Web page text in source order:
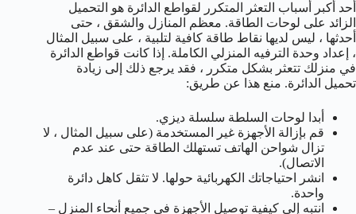
أحد أكبر أسباب التعثر المتكرر لقواطع الدائرة هو التحميل
الزائد على لوحات الطاقة. معظم المنازل والشقق ، حتى
أحدثها ، ليس لديها نقاط طاقة كافية لتلبية ، على سبيل المثال
، إعداد وحدة الترفيه المنزلي الكاملة. إذا كانت قواطع الدائرة
في منزلك تتعثر بشكل متكرر ، فقد يرجع ذلك إلى زيادة
تحميل الدائرة. منع هذا عن طريق:
أبدا لوحات السلطة سلسلة ديزي.
قم بإزالة الأجهزة غير المستخدمة (على سبيل المثال ، لا
تزال شواحن الهاتف تستهلك الطاقة حتى عند عدم
الاتصال).
انشر احتياجاتك الكهربائية حولها. لا تثقل كاهل دائرة
واحدة.
انتبه إلى كيفية توصيل الأجهزة في جميع أنحاء المنزل –